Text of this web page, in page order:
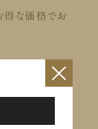
得な価格でお
×